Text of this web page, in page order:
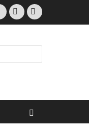
FacebookEmail Instagram